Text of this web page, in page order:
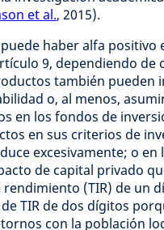
et al., 2015).
haber alfa positivo
9, dependiendo de
también pueden
o, al menos,
en los fondos de
en sus criterios de
excesivamente; o en
de capital privado
(TIR) de un
TIR de dos dígitos
con la población